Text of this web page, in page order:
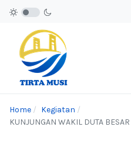
Home
Kegiatan
KUNJUNGAN WAKIL DUTA